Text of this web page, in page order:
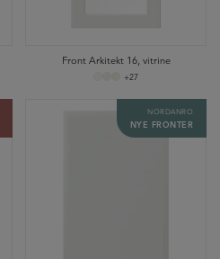
Front Arkitekt 16, vitrine
+27
NORDANRO
NYE FRONTER